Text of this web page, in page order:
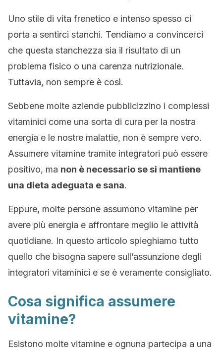
Uno stile di vita frenetico e intenso spesso ci
porta a sentirci stanchi. Tendiamo a convincerci
che questa stanchezza sia il risultato di un
problema fisico o una carenza nutrizionale.
Tuttavia, non sempre è così.
Sebbene molte aziende pubblicizzino i complessi
vitaminici come una sorta di cura per la nostra
energia e le nostre malattie, non è sempre vero.
Assumere vitamine tramite integratori può essere
positivo, ma non è necessario se si mantiene
una dieta adeguata e sana.
Eppure, molte persone assumono vitamine per
avere più energia e affrontare meglio le attività
quotidiane. In questo articolo spieghiamo tutto
quello che bisogna sapere sull’assunzione degli
integratori vitaminici e se è veramente consigliato.
Cosa significa assumere
vitamine?
Esistono molte vitamine e ognuna partecipa a una